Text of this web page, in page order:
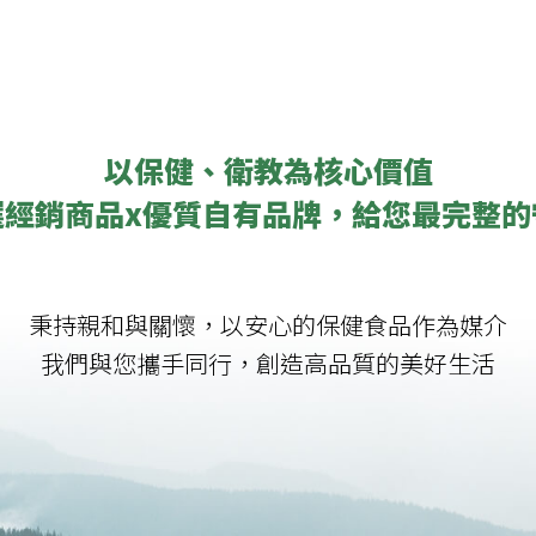
以保健、衛教為核心價值
銷商品x優質自有品牌，給您最完整
秉持親和與關懷，以安心的保健食品作為媒介
我們與您攜手同行，創造高品質的美好生活